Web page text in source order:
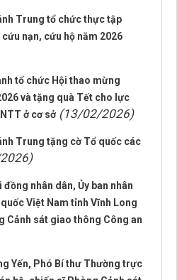
Trung tổ chức thực tập
nạn, cứu hộ năm 2026
tổ chức Hội thao mừng
và tặng quà Tết cho lực
ở cơ sở (13/02/2026)
Trung tặng cờ Tổ quốc các
đồng nhân dân, Ủy ban nhân
Việt Nam tỉnh Vĩnh Long
Cảnh sát giao thông Công an
Yến, Phó Bí thư Thường trực